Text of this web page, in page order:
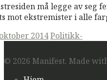
må legge av seg
mot ekstremister i alle
2014Politikk-
© 2026 Manifest. Made